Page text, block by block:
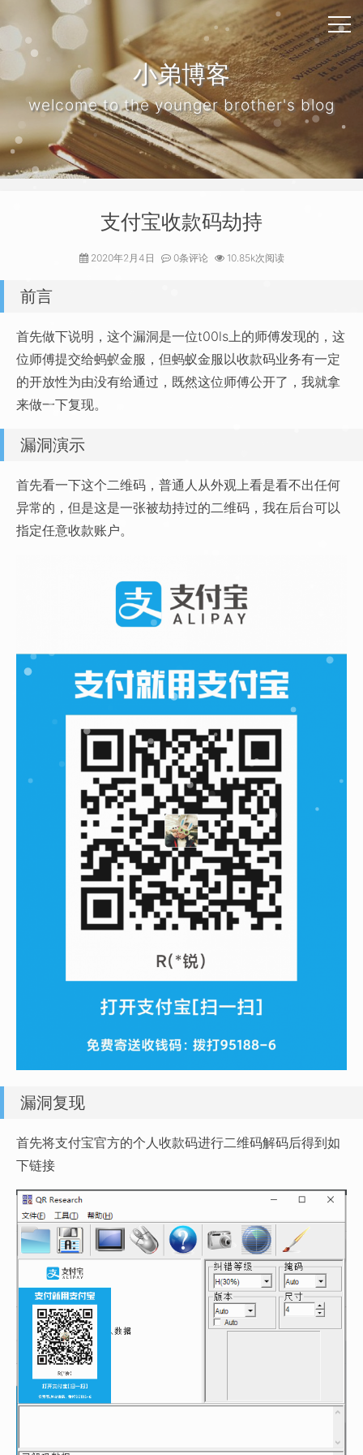
小弟博客
welcome to the younger brother's blog
支付宝收款码劫持
2020年2月4日 0条评论 10.85k次阅读
前言
首先做下说明，这个漏洞是一位t00ls上的师傅发现的，这
位师傅提交给蚂蚁金服，但蚂蚁金服以收款码业务有一定
的开放性为由没有给通过，既然这位师傅公开了，我就拿
来做一下复现。
漏洞演示
首先看一下这个二维码，普通人从外观上看是看不出任何
异常的，但是这是一张被劫持过的二维码，我在后台可以
指定任意收款账户。
漏洞复现
首先将支付宝官方的个人收款码进行二维码解码后得到如
下链接